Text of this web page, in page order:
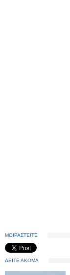
ΜΟΙΡΑΣΤΕΙΤΕ
ΔΕΙΤΕ ΑΚΟΜΑ